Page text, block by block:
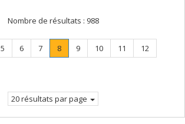
Nombre de résultats : 988
Page
5 Page
6 Page
7 Page
8.
Page
Page
9 Page
10 Page
11 Page
12
20 résultats par page